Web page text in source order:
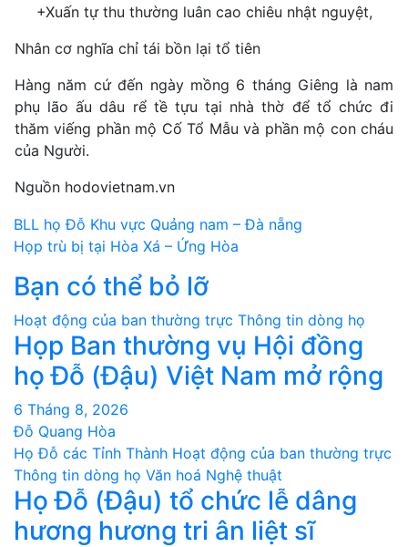
+Xuấn tự thu thường luân cao chiêu nhật nguyệt,
Nhân cơ nghĩa chỉ tái bồn lại tổ tiên
Hàng năm cứ đến ngày mồng 6 tháng Giêng là nam
phụ lão ấu dâu rể tề tựu tại nhà thờ để tổ chức đi
thăm viếng phần mộ Cố Tổ Mẫu và phần mộ con cháu
của Người.
Nguồn hodovietnam.vn
Điều
hướng
bài
viết
BLL họ Đỗ Khu vực Quảng nam – Đà nẵng
Họp trù bị tại Hòa Xá – Ứng Hòa
Bạn có thể bỏ lỡ
Hoạt động của ban thường trực Thông tin dòng họ
Họp Ban thường vụ Hội đồng
họ Đỗ (Đậu) Việt Nam mở rộng
6 Tháng 8, 2026
Đỗ Quang Hòa
Họ Đỗ các Tỉnh Thành Hoạt động của ban thường trực
Thông tin dòng họ Văn hoá Nghệ thuật
Họ Đỗ (Đậu) tổ chức lễ dâng
hương hương tri ân liệt sĩ